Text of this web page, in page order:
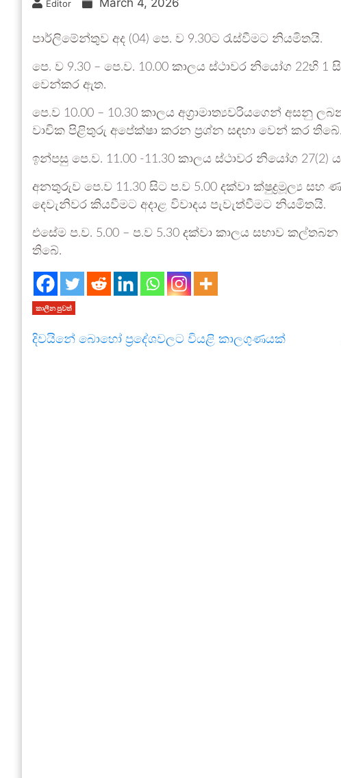
Editor March 4, 2026
පාර්ලිමේන්තුව අද (04) පෙ. ව 9.30ට රැස්වීමට නියමිතයි.
පෙ. ව 9.30 – පෙ.ව. 10.00 කාලය ස්ථාවර නියෝග 22හි
වෙන්කර ඇත.
පෙ.ව 10.00 – 10.30 කාලය අග්‍රාමාත්‍යවරියගෙන් අසනු
වාචික පිළිතුරු අපේක්ෂා කරන ප්‍රශ්න සඳහා වෙන් කර තිබේ.
ඉන්පසු පෙ.ව. 11.00 -11.30 කාලය ස්ථාවර නියෝග
අනතුරුව පෙ.ව 11.30 සිට ප.ව 5.00 දක්වා ක්ෂුද්‍රමූල්‍ය
දෙවැනිවර කියවීමට අදාළ විවාදය පැවැත්වීමට නියමිතයි.
එසේම ප.ව. 5.00 – ප.ව 5.30 දක්වා කාලය සභාව
තිබේ.
කාලීන පුවත්
දිවයිනේ බොහෝ ප්‍රදේශවලට වියළි කාලගුණයක්